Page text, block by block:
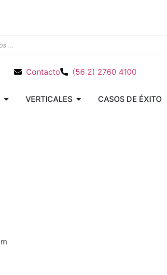
Contacto (56 2) 2760 4100
VERTICALES CASOS DE ÉXITO